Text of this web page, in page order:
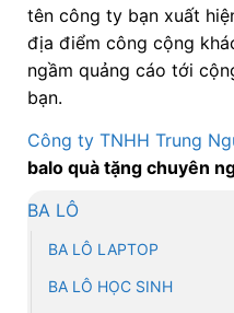
tên công ty bạn xuất
địa điểm công cộng
ngầm quảng cáo tới
bạn.
Công ty TNHH Trung
balo quà tặng chuyên
BA LÔ
BA LÔ LAPTOP
BA LÔ HỌC SINH